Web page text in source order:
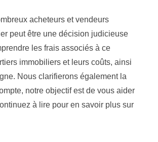
acheteurs et vendeurs
peut être une décision judicieuse
les frais associés à ce
immobiliers et leurs coûts, ainsi
Nous clarifierons également la
notre objectif est de vous aider
à lire pour en savoir plus sur